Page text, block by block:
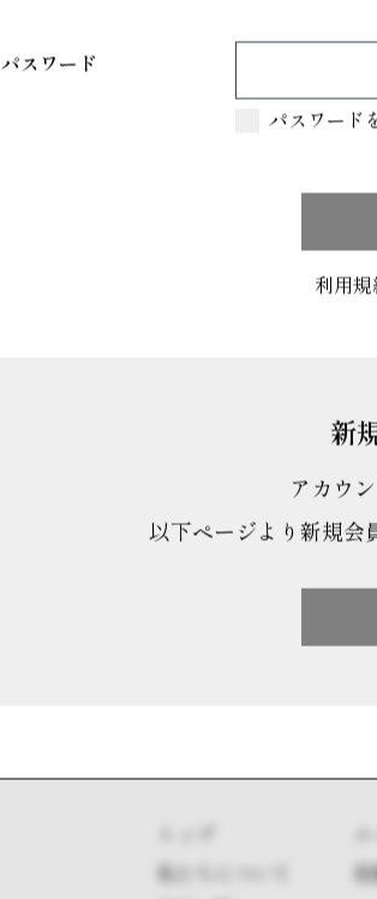
パスワード
パスワード
利用規
新
アカウ
以下ページより新規会
私たちについて